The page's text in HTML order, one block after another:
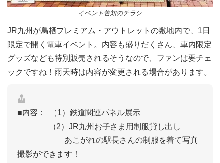
イベント告知のチラシ
JR九州が鳥栖プレミアム・アウトレットの敷地内で、1日
限定で開く電車イベント。内容も盛りだくさん、車内限定
グッズなども特別販売されるそうなので、ファンは要チェ
ックですね！雨天時は内容が変更される場合があります。
■内容： （1）鉄道関連パネル展示
（2）JR九州お子さま用制服貸し出し
あこがれの駅長さんの制服を着て写真
撮影ができます！